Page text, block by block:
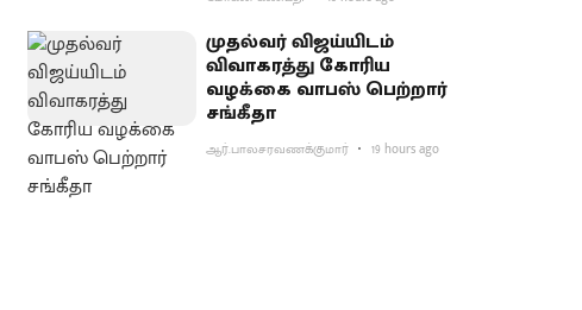
முதல்வர் விஜய்யிடம்
விவாகரத்து கோரிய
வழக்கை வாபஸ் பெற்றார்
சங்கீதா
ஆர்.பாலசரவணக்குமார் 19 hours ago